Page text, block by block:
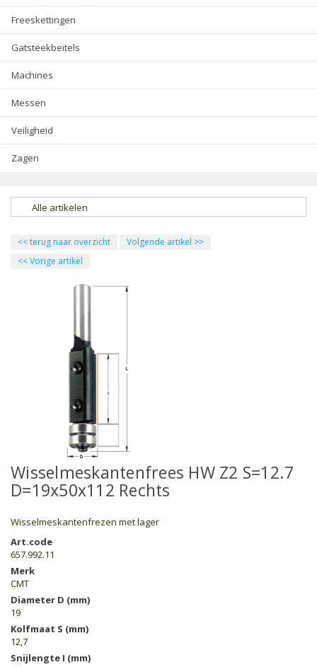
Freeskettingen
Gatsteekbeitels
Machines
Messen
Veiligheid
Zagen
Alle artikelen
<<terug naar overzicht Volgende artikel >>
<<Vorige artikel
Wisselmeskantenfrees HW Z2 S=12.7
D=19x50x112 Rechts
Wisselmeskantenfrezen met lager
Art.code
657.992.11
Merk
CMT
Diameter D (mm)
19
Kolfmaat S (mm)
12,7
Snijlengte I (mm)